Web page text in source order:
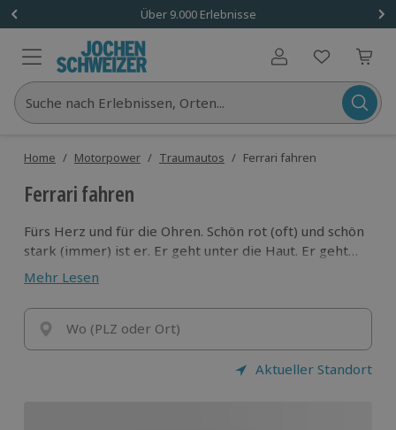
Über 9.000 Erlebnisse
Benutzerkonto
Suche nach Erlebnissen, Orten...
Home / Motorpower / Traumautos / Ferrari fahren
Ferrari fahren
Fürs Herz und für die Ohren. Schön rot (oft) und schön
stark (immer) ist er. Er geht unter die Haut. Er geht
ins Blut. Er geht in die Ohren. Er geht Dreihundert.
Ferrari ist Mythos. Ferrari fahren ist mystisch.
Träume. Dann nimm Platz. Nein, nicht rechts. Du sitzt
links - hier ist der Schlüssel! Einfach tolle
Sportwagenerlebnisse für jeden Typ!
Mehr Lesen
Wo (PLZ oder Ort)
Aktueller Standort